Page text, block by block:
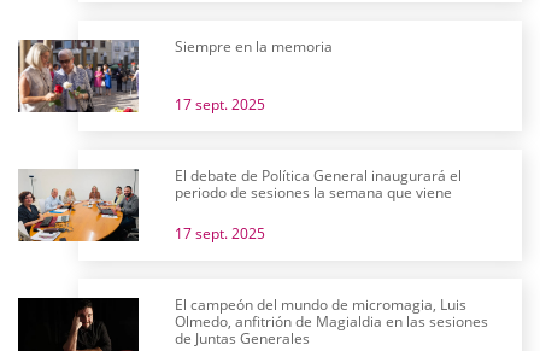
Siempre en la memoria
17 sept. 2025
El debate de Política General inaugurará el
periodo de sesiones la semana que viene
17 sept. 2025
El campeón del mundo de micromagia, Luis
Olmedo, anfitrión de Magialdia en las sesiones
de Juntas Generales